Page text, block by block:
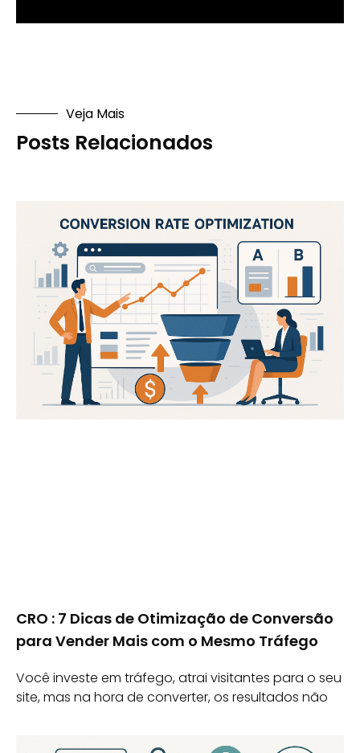
Veja Mais
Posts Relacionados
CRO : 7 Dicas de Otimização de Conversão
para Vender Mais com o Mesmo Tráfego
Você investe em tráfego, atrai visitantes para o seu
site, mas na hora de converter, os resultados não